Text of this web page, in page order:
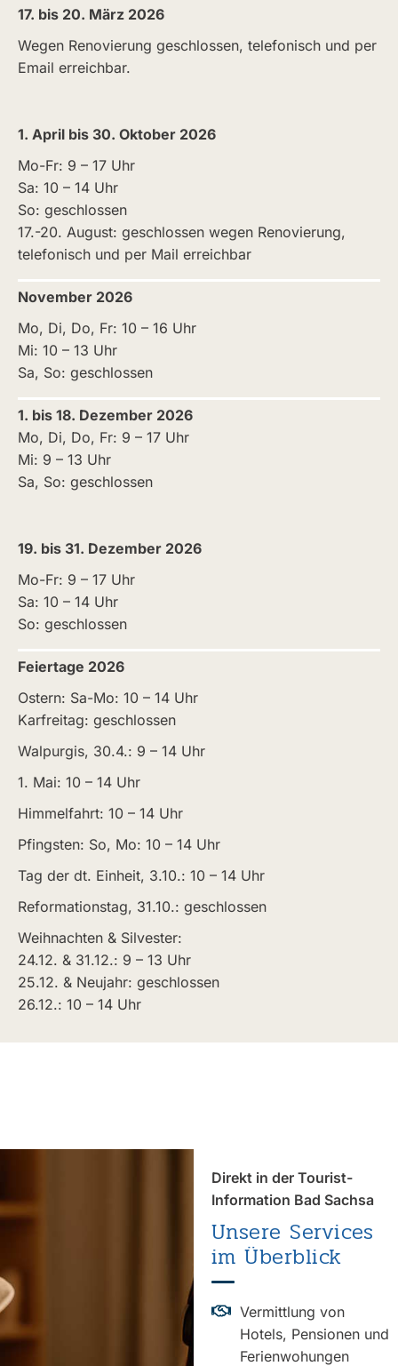
17. bis 20. März 2026
Wegen Renovierung geschlossen, telefonisch und per
Email erreichbar.
1. April bis 30. Oktober 2026
Mo-Fr: 9 – 17 Uhr
Sa: 10 – 14 Uhr
So: geschlossen
17.-20. August: geschlossen wegen Renovierung,
telefonisch und per Mail erreichbar
November 2026
Mo, Di, Do, Fr: 10 – 16 Uhr
Mi: 10 – 13 Uhr
Sa, So: geschlossen
1. bis 18. Dezember 2026
Mo, Di, Do, Fr: 9 – 17 Uhr
Mi: 9 – 13 Uhr
Sa, So: geschlossen
19. bis 31. Dezember 2026
Mo-Fr: 9 – 17 Uhr
Sa: 10 – 14 Uhr
So: geschlossen
Feiertage 2026
Ostern: Sa-Mo: 10 – 14 Uhr
Karfreitag: geschlossen
Walpurgis, 30.4.: 9 – 14 Uhr
1. Mai: 10 – 14 Uhr
Himmelfahrt: 10 – 14 Uhr
Pfingsten: So, Mo: 10 – 14 Uhr
Tag der dt. Einheit, 3.10.: 10 – 14 Uhr
Reformationstag, 31.10.: geschlossen
Weihnachten & Silvester:
24.12. & 31.12.: 9 – 13 Uhr
25.12. & Neujahr: geschlossen
26.12.: 10 – 14 Uhr
Direkt in der Tourist-
Information Bad Sachsa
Unsere Services
im Überblick
Vermittlung von
Hotels, Pensionen und
Ferienwohungen